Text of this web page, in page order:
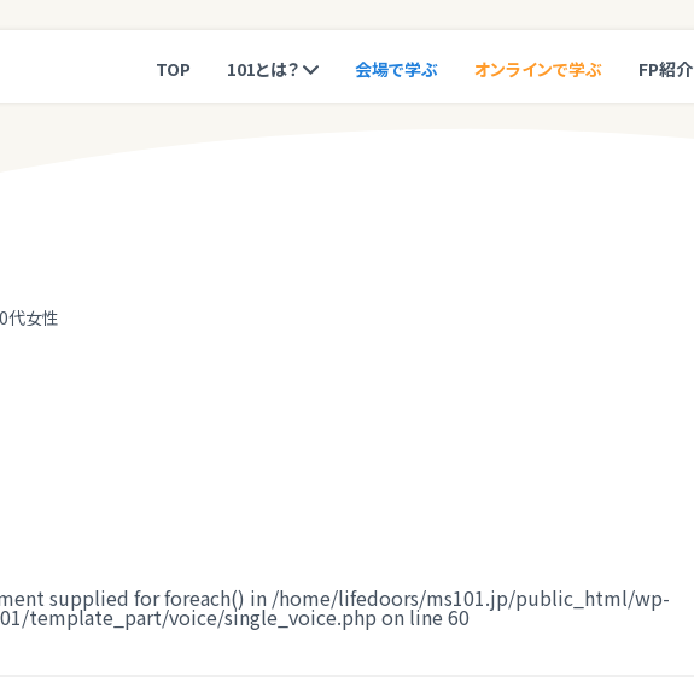
TOP 101とは？ 会場で学ぶ オンラインで学ぶ FP紹介
代女性
supplied for foreach() in /home/lifedoors/ms101.jp/public_html/wp-
template_part/voice/single_voice.php on line 60